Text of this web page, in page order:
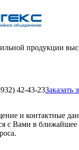
продукции
42-43-23Заказать
и контактные
с Вами в ближайшее